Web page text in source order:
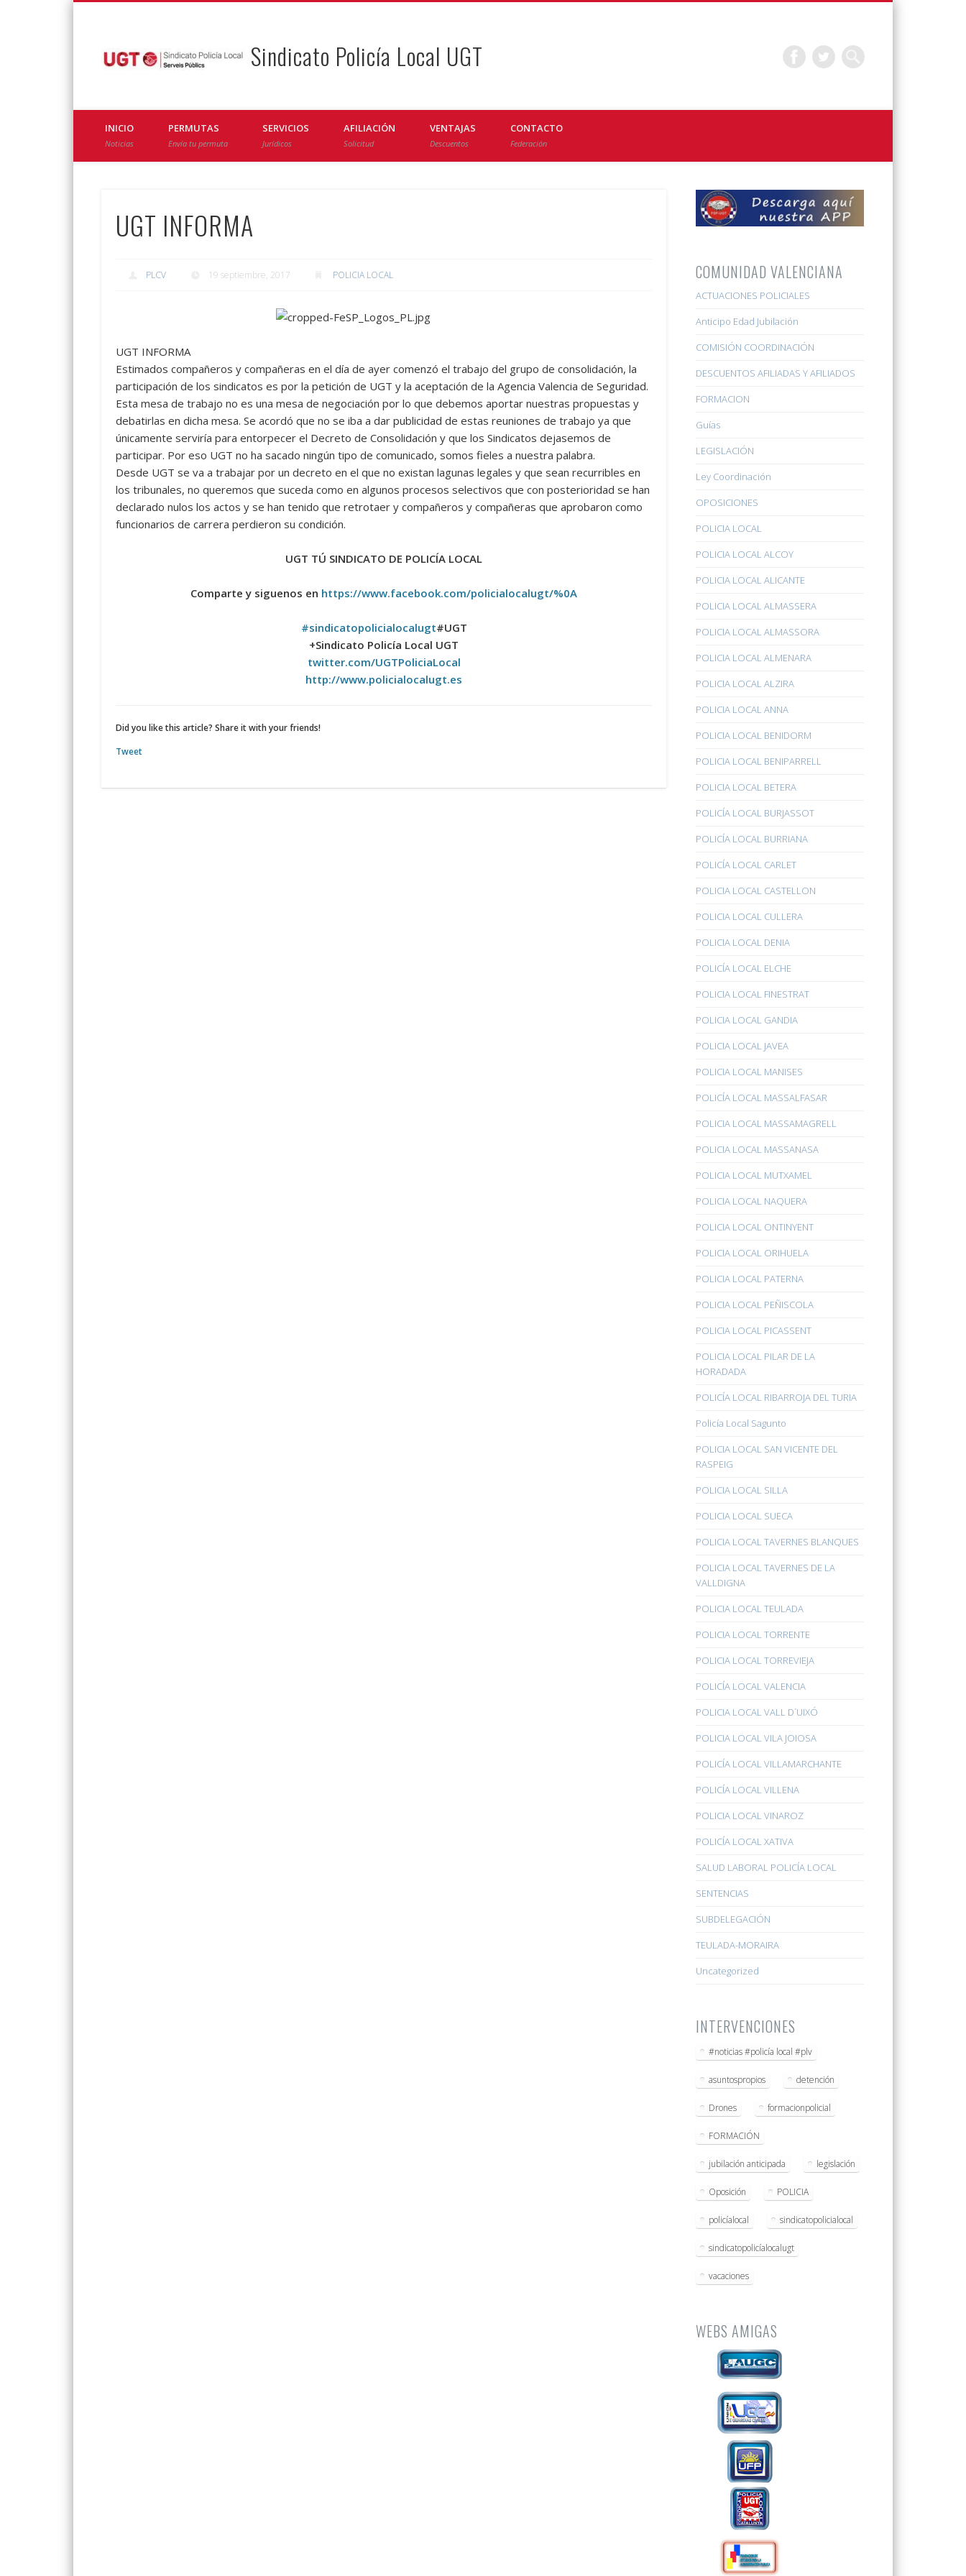
Sindicato Policía Local UGT
FacebookTwitter
INICIO
Noticias
PERMUTAS
Envía tu permuta
SERVICIOS
Jurídicos
AFILIACIÓN
Solicitud
VENTAJAS
Descuentos
CONTACTO
Federación
UGT INFORMA
PLCV 19 septiembre, 2017 POLICIA LOCAL
UGT INFORMA
Estimados compañeros y compañeras en el día de ayer comenzó el trabajo del grupo de consolidación, la
participación de los sindicatos es por la petición de UGT y la aceptación de la Agencia Valencia de Seguridad.
Esta mesa de trabajo no es una mesa de negociación por lo que debemos aportar nuestras propuestas y
debatirlas en dicha mesa. Se acordó que no se iba a dar publicidad de estas reuniones de trabajo ya que
únicamente serviría para entorpecer el Decreto de Consolidación y que los Sindicatos dejasemos de
participar. Por eso UGT no ha sacado ningún tipo de comunicado, somos fieles a nuestra palabra.
Desde UGT se va a trabajar por un decreto en el que no existan lagunas legales y que sean recurribles en
los tribunales, no queremos que suceda como en algunos procesos selectivos que con posterioridad se han
declarado nulos los actos y se han tenido que retrotaer y compañeros y compañeras que aprobaron como
funcionarios de carrera perdieron su condición.
UGT TÚ SINDICATO DE POLICÍA LOCAL
Comparte y siguenos en https://www.facebook.com/policialocalugt/%0A
#sindicatopolicialocalugt#UGT
+Sindicato Policía Local UGT
twitter.com/UGTPoliciaLocal
http://www.policialocalugt.es
Did you like this article? Share it with your friends!
Tweet
COMUNIDAD VALENCIANA
ACTUACIONES POLICIALES
Anticipo Edad Jubilación
COMISIÓN COORDINACIÓN
DESCUENTOS AFILIADAS Y AFILIADOS
FORMACION
Guías
LEGISLACIÓN
Ley Coordinación
OPOSICIONES
POLICIA LOCAL
POLICIA LOCAL ALCOY
POLICIA LOCAL ALICANTE
POLICIA LOCAL ALMASSERA
POLICIA LOCAL ALMASSORA
POLICIA LOCAL ALMENARA
POLICIA LOCAL ALZIRA
POLICIA LOCAL ANNA
POLICIA LOCAL BENIDORM
POLICIA LOCAL BENIPARRELL
POLICIA LOCAL BETERA
POLICÍA LOCAL BURJASSOT
POLICÍA LOCAL BURRIANA
POLICÍA LOCAL CARLET
POLICIA LOCAL CASTELLON
POLICIA LOCAL CULLERA
POLICIA LOCAL DENIA
POLICÍA LOCAL ELCHE
POLICIA LOCAL FINESTRAT
POLICIA LOCAL GANDIA
POLICIA LOCAL JAVEA
POLICIA LOCAL MANISES
POLICÍA LOCAL MASSALFASAR
POLICIA LOCAL MASSAMAGRELL
POLICIA LOCAL MASSANASA
POLICIA LOCAL MUTXAMEL
POLICIA LOCAL NAQUERA
POLICIA LOCAL ONTINYENT
POLICIA LOCAL ORIHUELA
POLICIA LOCAL PATERNA
POLICIA LOCAL PEÑISCOLA
POLICIA LOCAL PICASSENT
POLICIA LOCAL PILAR DE LA
HORADADA
POLICÍA LOCAL RIBARROJA DEL TURIA
Policía Local Sagunto
POLICIA LOCAL SAN VICENTE DEL
RASPEIG
POLICIA LOCAL SILLA
POLICIA LOCAL SUECA
POLICIA LOCAL TAVERNES BLANQUES
POLICIA LOCAL TAVERNES DE LA
VALLDIGNA
POLICIA LOCAL TEULADA
POLICIA LOCAL TORRENTE
POLICIA LOCAL TORREVIEJA
POLICÍA LOCAL VALENCIA
POLICIA LOCAL VALL D´UIXÓ
POLICIA LOCAL VILA JOIOSA
POLICÍA LOCAL VILLAMARCHANTE
POLICÍA LOCAL VILLENA
POLICIA LOCAL VINAROZ
POLICÍA LOCAL XATIVA
SALUD LABORAL POLICÍA LOCAL
SENTENCIAS
SUBDELEGACIÓN
TEULADA-MORAIRA
Uncategorized
INTERVENCIONES
#noticias #policía local #plv
asuntospropios detención
Drones formacionpolicial
FORMACIÓN
jubilación anticipada legislación
Oposición POLICIA
policíalocal sindicatopolicialocal
sindicatopolicíalocalugt
vacaciones
WEBS AMIGAS